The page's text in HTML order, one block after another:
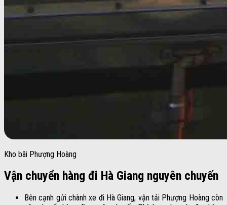
Kho bãi Phượng Hoàng
Vận chuyển hàng đi Hà Giang nguyên chuyến
Bên cạnh gửi chành xe đi Hà Giang, vận tải Phượng Hoàng còn